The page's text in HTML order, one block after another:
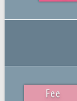
Fee